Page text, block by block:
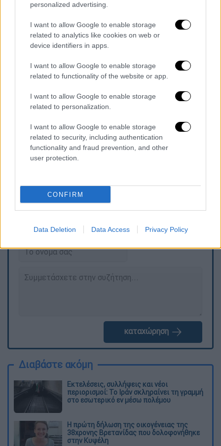
personalized advertising.
I want to allow Google to enable storage
related to analytics like cookies on web or
device identifiers in apps.
I want to allow Google to enable storage
related to functionality of the website or app.
I want to allow Google to enable storage
related to personalization.
I want to allow Google to enable storage
related to security, including authentication
functionality and fraud prevention, and other
user protection.
CONFIRM
Data Deletion Data Access Privacy Policy
View this post on Instagram
διαγράφονται
καταχώρηση
Διαβάστε ακόμη
Εκτελέσεις, συλλήψεις και νέοι
περιορισμοί: Το Ιράν σκληραίνει τη γραμμή
στο εσωτερικό εν μέσω πολέμου
Η πρώτη δήλωση της οικογένειας της
38χρονης Βρετανίδας που δολοφονήθηκε
στην Κυψέλη